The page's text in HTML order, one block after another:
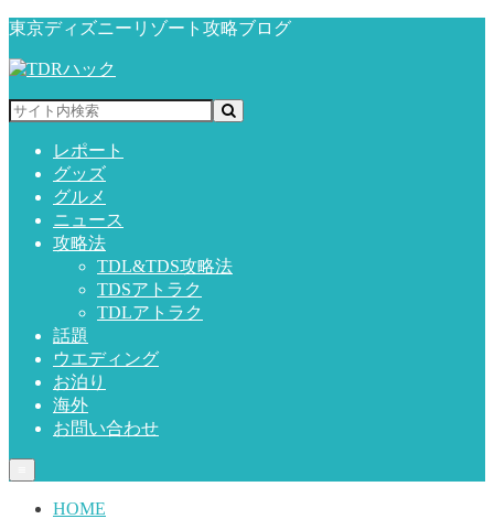
東京ディズニーリゾート攻略ブログ
レポート
グッズ
グルメ
ニュース
攻略法
TDL&TDS攻略法
TDSアトラク
TDLアトラク
話題
ウエディング
お泊り
海外
お問い合わせ
HOME